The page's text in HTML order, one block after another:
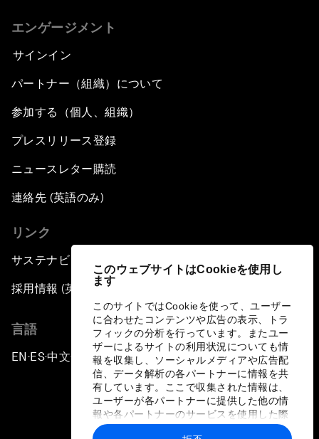
このウェブサイトはCookieを使用し
ます
このサイトではCookieを使って、ユーザー
に合わせたコンテンツや広告の表示、トラ
フィックの分析を行っています。またユー
ザーによるサイトの利用状況についても情
報を収集し、ソーシャルメディアや広告配
信、データ解析の各パートナーに情報を共
有しています。ここで収集された情報は、
ユーザーが各パートナーに提供した他の情
報や各パートナーのサービスを使用した際
に収集された情報と組み合わされ、各パー
エンゲージメント
サインイン
パートナー（組織）について
参加する（個人、組織）
プレスリリース登録
ニュースレター購読
連絡先 (英語のみ)
リンク
サステナビリティへの取り組み
採用情報 (英語のみ)
言語
EN ▪ES▪中文▪ 日本語